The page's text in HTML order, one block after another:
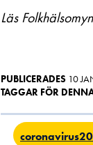
Läs
PUBLICERADES 10
TAGGAR FÖR